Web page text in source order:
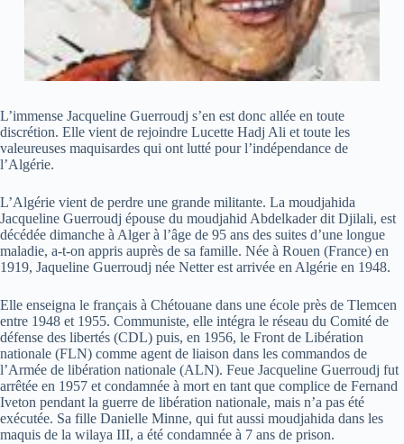
L’immense Jacqueline Guerroudj s’en est donc allée en toute
discrétion. Elle vient de rejoindre Lucette Hadj Ali et toute les
valeureuses maquisardes qui ont lutté pour l’indépendance de
l’Algérie.
L’Algérie vient de perdre une grande militante. La moudjahida
Jacqueline Guerroudj épouse du moudjahid Abdelkader dit Djilali, est
décédée dimanche à Alger à l’âge de 95 ans des suites d’une longue
maladie, a-t-on appris auprès de sa famille. Née à Rouen (France) en
1919, Jaqueline Guerroudj née Netter est arrivée en Algérie en 1948.
Elle enseigna le français à Chétouane dans une école près de Tlemcen
entre 1948 et 1955. Communiste, elle intégra le réseau du Comité de
défense des libertés (CDL) puis, en 1956, le Front de Libération
nationale (FLN) comme agent de liaison dans les commandos de
l’Armée de libération nationale (ALN). Feue Jacqueline Guerroudj fut
arrêtée en 1957 et condamnée à mort en tant que complice de Fernand
Iveton pendant la guerre de libération nationale, mais n’a pas été
exécutée. Sa fille Danielle Minne, qui fut aussi moudjahida dans les
maquis de la wilaya III, a été condamnée à 7 ans de prison.